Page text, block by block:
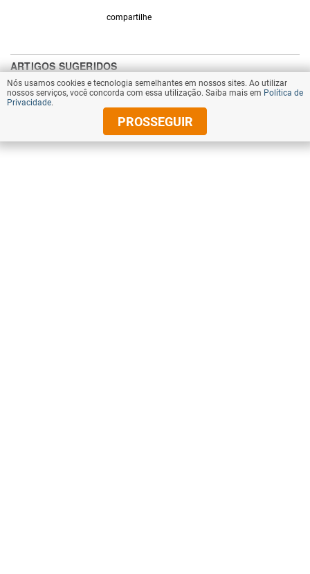
compartilhe
Nós usamos cookies e tecnologia semelhantes em nossos sites. Ao utilizar
nossos serviços, você concorda com essa utilização. Saiba mais em Política de
Privacidade.
PROSSEGUIR